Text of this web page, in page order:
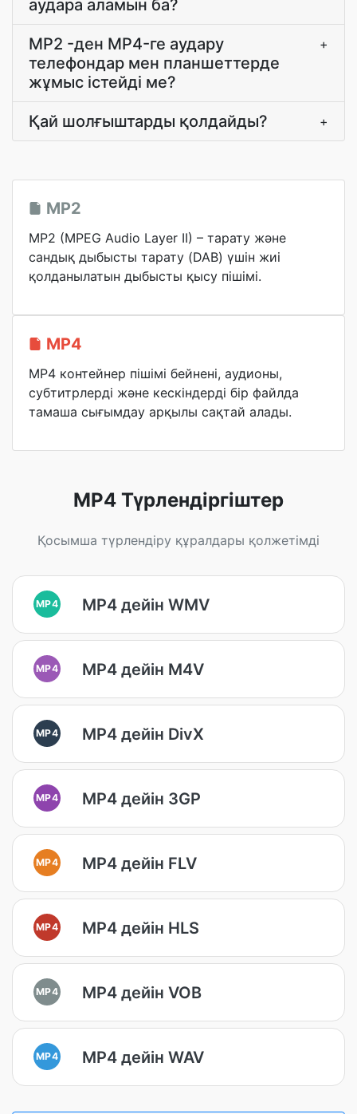
аудара аламын ба?
MP2 -ден MP4-ге аудару
телефондар мен планшеттерде
жұмыс істейді ме?
+
Қай шолғыштарды қолдайды? +
MP2
MP2 (MPEG Audio Layer II) – тарату және
сандық дыбысты тарату (DAB) үшін жиі
қолданылатын дыбысты қысу пішімі.
MP4
MP4 контейнер пішімі бейнені, аудионы,
субтитрлерді және кескіндерді бір файлда
тамаша сығымдау арқылы сақтай алады.
MP4 Түрлендіргіштер
Қосымша түрлендіру құралдары қолжетімді
MP4 MP4 дейін WMV
MP4 MP4 дейін M4V
MP4 MP4 дейін DivX
MP4 MP4 дейін 3GP
MP4 MP4 дейін FLV
MP4 MP4 дейін HLS
MP4 MP4 дейін VOB
MP4 MP4 дейін WAV